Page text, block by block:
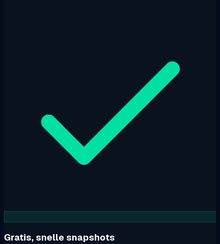
Gratis, snelle snapshots